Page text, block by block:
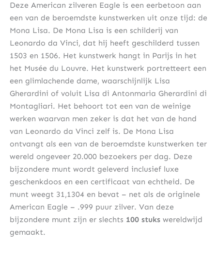
Deze American zilveren Eagle is een eerbetoon aan
een van de beroemdste kunstwerken uit onze tijd: de
Mona Lisa. De Mona Lisa is een schilderij van
Leonardo da Vinci, dat hij heeft geschilderd tussen
1503 en 1506. Het kunstwerk hangt in Parijs in het
het Musée du Louvre. Het kunstwerk portretteert een
een glimlachende dame, waarschijnlijk Lisa
Gherardini of voluit Lisa di Antonmaria Gherardini di
Montagliari. Het behoort tot een van de weinige
werken waarvan men zeker is dat het van de hand
van Leonardo da Vinci zelf is. De Mona Lisa
ontvangt als een van de beroemdste kunstwerken ter
wereld ongeveer 20.000 bezoekers per dag. Deze
bijzondere munt wordt geleverd inclusief luxe
geschenkdoos en een certificaat van echtheid. De
munt weegt 31,1304 en bevat – net als de originele
American Eagle – .999 puur zilver. Van deze
bijzondere munt zijn er slechts 100 stuks wereldwijd
gemaakt.